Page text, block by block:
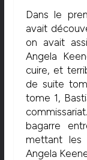
Dans le
avait
on avait
Angela
cuire, et
de suite
tome 1,
bagarre
mettant les
Angela